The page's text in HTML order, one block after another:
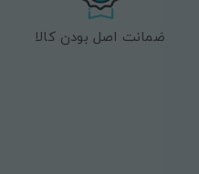
ضمانت اصل بودن کالا